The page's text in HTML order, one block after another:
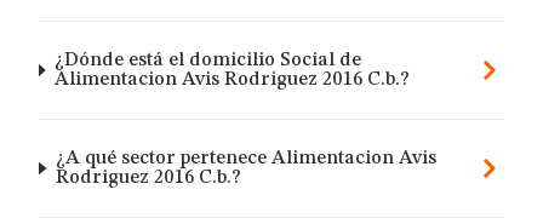
¿Dónde está el domicilio Social de
Alimentacion Avis Rodriguez 2016 C.b.?
¿A qué sector pertenece Alimentacion Avis
Rodriguez 2016 C.b.?